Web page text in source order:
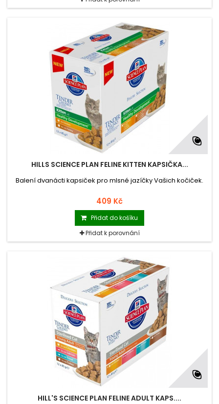
HILLS SCIENCE PLAN FELINE KITTEN KAPSIČKA...
Balení dvanácti kapsiček pro mlsné jazíčky Vašich kočiček.
409 Kč
Přidat do košíku
Přidat k porovnání
HILL'S SCIENCE PLAN FELINE ADULT KAPS....